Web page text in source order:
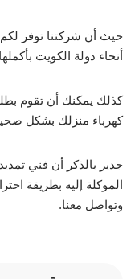
حيث أن شركتنا توفر
أنحاء دولة الكويت
كذلك يمكنك أن تقوم
كهرباء منزلك بشكل
جدير بالذكر أن فني
الموكلة إليه بطريقة
وتواصل معنا.